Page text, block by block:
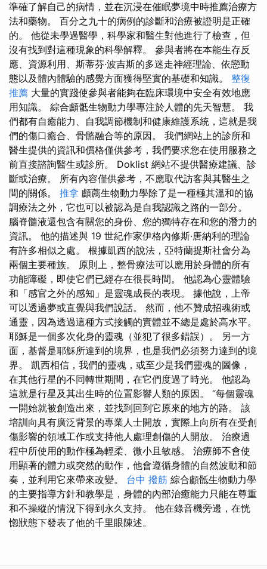
準確了解自己的病情，並在沉浸在催眠夢境中時推薦治療方
法和藥物。 百分之九十的病例的診斷和治療被證明是正確
的。 他從未學過醫學，科學家和醫生對他進行了檢查，但
沒有找到對這種現象的科學解釋。 參與者將在本能生存反
應、資源利用、斯蒂芬·波吉斯的多迷走神經理論、依戀動
態以及體內體驗的感覺方面獲得堅實的基礎和知識。 整復
推薦 大量的實踐使參與者能夠在臨床環境中安全有效地應
用知識。 綜合顱骶生物動力學專注於人體的先天智慧。 我
們都有自癒能力、自我調節機制和健康維護系統，這就是我
們的傷口癒合、骨骼融合等的原因。 我們網站上的診所和
醫生提供的資訊和價格僅供參考，我們要求您在使用服務之
前直接諮詢醫生或診所。 Doklist 網站不提供醫療建議、診
斷或治療。 所有內容僅供參考，不應取代訪客與其醫生之
間的關係。 推拿 顱薦生物動力學除了是一種極其溫和的協
調療法之外，它也可以被認為是自我認識之路的一部分。
腦脊髓液還包含有關您的身份、您的獨特存在和您的潛力的
資訊。 他的描述與 19 世紀作家伊格內修斯·唐納利的理論
有許多相似之處。 根據凱西的說法，亞特蘭提斯社會分為
兩個主要種族。 原則上，整骨療法可以應用於身體的所有
功能障礙，即使它們已經存在很長時間。 他認為心靈體驗
和「感官之外的感知」是靈魂成長的表現。 據他說，上帝
可以透過夢或直覺與我們說話。 然而，他不贊成招魂術或
通靈，因為透過這種方式接觸的實體並不總是處於高水平。
耶穌是一個多次化身的靈魂（並犯了很多錯誤）。 另一方
面，基督是耶穌所達到的境界，也是我們必須努力達到的境
界。 凱西相信，我們的靈魂，或至少是我們靈魂的圖像，
在其他行星的不同轉世期間，在它們度過了時光。 他認為
這就是行星及其出生時的位置影響人類的原因。 “每個靈魂
一開始就被創造出來，並找到回到它原來的地方的路。 該
培訓向具有廣泛背景的專業人士開放，實際上向所有在受創
傷影響的領域工作或支持他人處理創傷的人開放。 治療過
程中所使用的動作極為輕柔、微小且敏感。 治療師不會使
用顯著的體力或突然的動作，他會遵循身體的自然波動和節
奏，並利用它來帶來改變。 台中 撥筋 綜合顱骶生物動力學
的主要指導方針和教學是，身體的內部治癒能力只能在尊重
和不操縱的情況下得到永久支持。 他在錄音機旁邊，在恍
惚狀態下發表了他的千里眼陳述。